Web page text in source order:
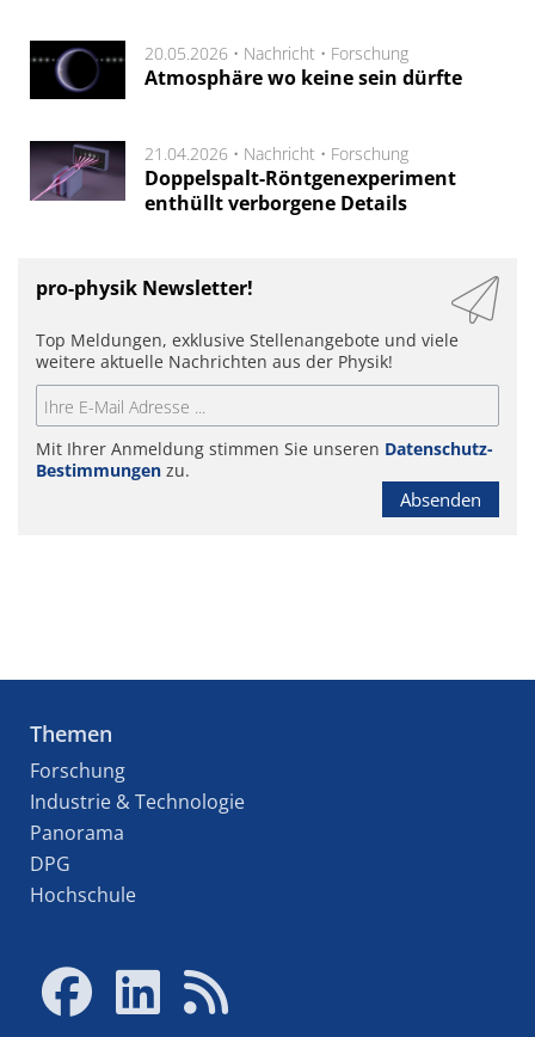
20.05.2026 • Nachricht • Forschung
Atmosphäre wo keine sein dürfte
21.04.2026 • Nachricht • Forschung
Doppelspalt-Röntgenexperiment
enthüllt verborgene Details
pro-physik Newsletter!
Top Meldungen, exklusive Stellenangebote und viele
weitere aktuelle Nachrichten aus der Physik!
Mit Ihrer Anmeldung stimmen Sie unseren Datenschutz-
Bestimmungen zu.
Absenden
Themen
Forschung
Industrie & Technologie
Panorama
DPG
Hochschule